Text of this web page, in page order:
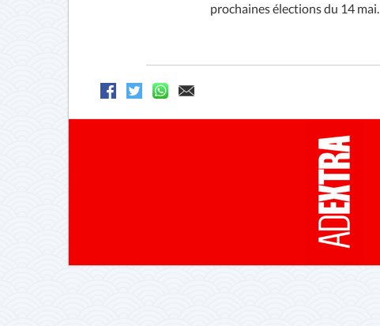
prochaines élections du 14 mai.